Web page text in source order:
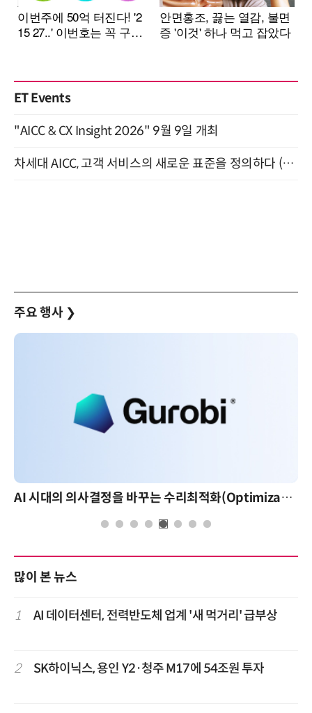
ET Events
"AICC & CX Insight 2026" 9월 9일 개최
차세대 AICC, 고객 서비스의 새로운 표준을 정의하다 (9/9)
주요 행사 ❯
AI 핀옵스 실전 세미나: 폭증하는 AI 토큰 비용 관리 전략
많이 본 뉴스
1 AI 데이터센터, 전력반도체 업계 '새 먹거리' 급부상
2 SK하이닉스, 용인 Y2·청주 M17에 54조원 투자